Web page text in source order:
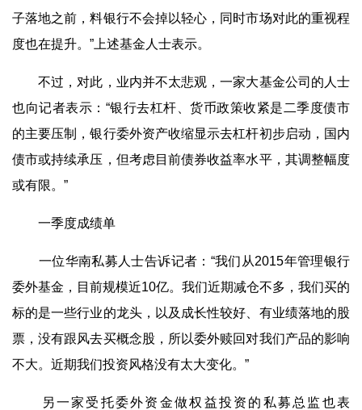
子落地之前，料银行不会掉以轻心，同时市场对此的重视程
度也在提升。”上述基金人士表示。
不过，对此，业内并不太悲观，一家大基金公司的人士
也向记者表示：“银行去杠杆、货币政策收紧是二季度债市
的主要压制，银行委外资产收缩显示去杠杆初步启动，国内
债市或持续承压，但考虑目前债券收益率水平，其调整幅度
或有限。”
一季度成绩单
一位华南私募人士告诉记者：“我们从2015年管理银行
委外基金，目前规模近10亿。我们近期减仓不多，我们买的
标的是一些行业的龙头，以及成长性较好、有业绩落地的股
票，没有跟风去买概念股，所以委外赎回对我们产品的影响
不大。近期我们投资风格没有太大变化。”
另一家受托委外资金做权益投资的私募总监也表